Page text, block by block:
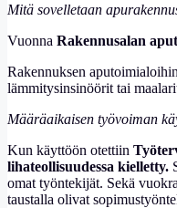
Mitä sovelletaan
Vuonna Rakennusalan
Rakennuksen
lämmitysinsinöörit tai
Määräaikaisen työvoiman
Kun käyttöön otettiin
lihateollisuudessa kielletty.
omat työntekijät. Sekä
taustalla olivat